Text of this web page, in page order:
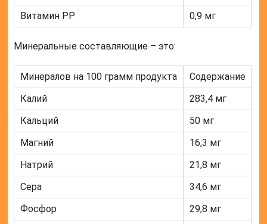
Витамин РР
0,9 мг
Минеральные составляющие – это:
Минералов на 100 грамм продукта
Содержание
Калий
283,4 мг
Кальций
50 мг
Магний
16,3 мг
Натрий
21,8 мг
Сера
34,6 мг
Фосфор
29,8 мг